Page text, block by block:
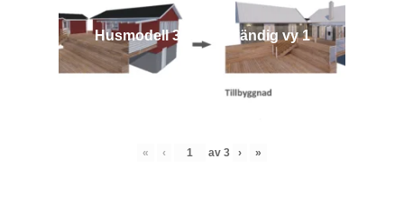
Husmodell 3442 - Utvändig vy 1
« ‹ av 3 › »